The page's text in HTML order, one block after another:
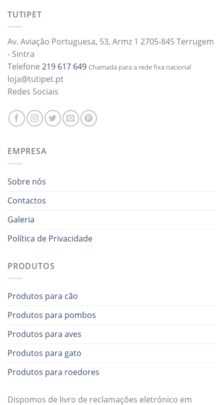
TUTIPET
Av. Aviação Portuguesa, 53, Armz 1 2705-845 Terrugem
- Sintra
Telefone 219 617 649 Chamada para a rede fixa nacional
loja@tutipet.pt
Redes Sociais
EMPRESA
Sobre nós
Contactos
Galeria
Política de Privacidade
PRODUTOS
Produtos para cão
Produtos para pombos
Produtos para aves
Produtos para gato
Produtos para roedores
Dispomos de livro de reclamações eletrónico em